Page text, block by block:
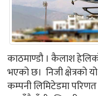
काठमाण्डौ । कैलाश
भएको छ। निजी क्षेत्रको
कम्पनी लिमिटेडमा